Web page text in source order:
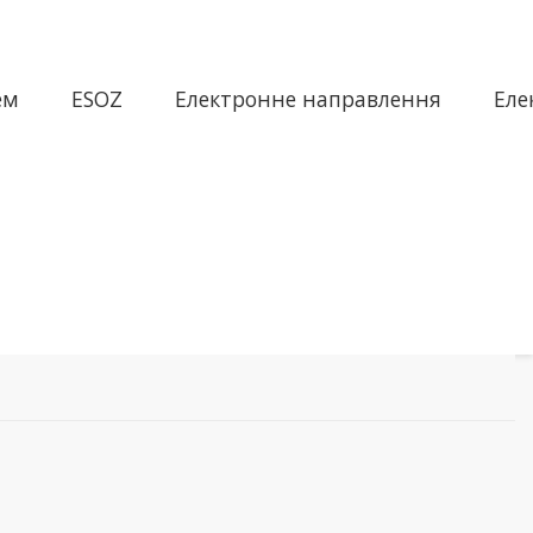
ESOZ Електронне направлення